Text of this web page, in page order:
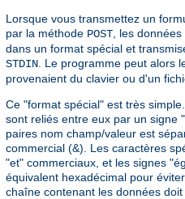
Lorsque vous transmettez un
par la méthode POST , les
dans un format spécial et
STDIN . Le programme peut alors
provenaient du clavier ou d'un
Ce "format spécial" est très
sont reliés entre eux par un signe
paires nom champ/valeur est
commercial (&). Les caractères
"et" commerciaux, et les signes
équivalent hexadécimal pour
chaîne contenant les données